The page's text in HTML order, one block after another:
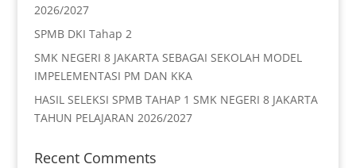
2026/2027
SPMB DKI Tahap 2
SMK NEGERI 8 JAKARTA SEBAGAI SEKOLAH MODEL
IMPELEMENTASI PM DAN KKA
HASIL SELEKSI SPMB TAHAP 1 SMK NEGERI 8 JAKARTA
TAHUN PELAJARAN 2026/2027
Recent Comments